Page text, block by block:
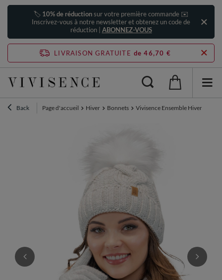
🏷️ 10% de réductionsur votre première commande ✉️
Inscrivez-vous à notre newsletter et obtenez un code de
réduction | ABONNEZ-VOUS
LIVRAISON GRATUITE de 46,70 €
Back Page d'accueil Hiver Bonnets Vivisence Ensemble Hiver